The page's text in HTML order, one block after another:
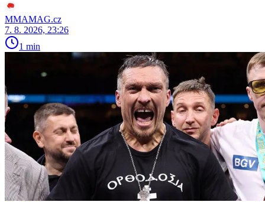
MMAMAG.cz
7. 8. 2026, 23:26
1 min